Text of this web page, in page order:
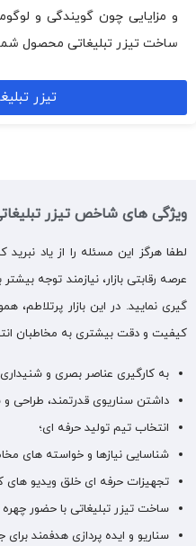
و مزایایی چون گویندگی و
ساخت تیزر تبلیغاتی محصول
تیزر
ویژگی های شاخص تیزر
لطفا هرگز این مسئله را از یاد
عرصه رقابتی بازار، نیازمند توجه
گیری نمایید. در این بازار پرتلاطم،
کیفیت و دقت بیشتری به مخاطبان
به کارگیری عناصر بصری و
داشتن سناریوی قدرتمند، طراحی
انتخاب تیم تولید حرفه ای؛
شناسایی نیازها و خواسته‌ های
تجهیزات حرفه‌ ای خلق ویدیو
ساخت تیزر تبلیغاتی با حضور
سناریو و ایده‌ پردازی هدفمند